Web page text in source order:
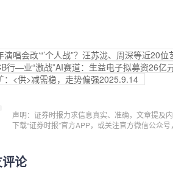
演唱会改‘“’个人战”？汪苏泷、周深等近20
行—业“激战”AI赛道：生益电子拟募资26亿
：<供>减需稳，走势偏强2025.9.14
声明：证券时报力求信息真实、准确，文章提及
下载“证券时报”官方APP，或关注官方微信公众
论